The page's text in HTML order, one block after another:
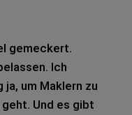
geme­ckert.
Ich
um Mak­lern zu
Und es gibt